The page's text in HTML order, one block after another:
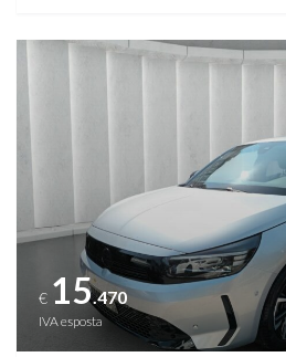
Vedi dettagli
€ 15.470
IVA esposta